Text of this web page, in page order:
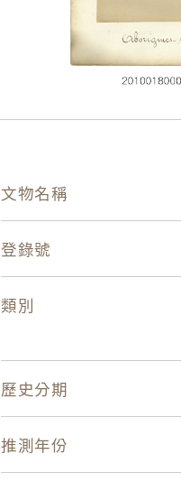
文物名稱
登錄號
類別
歷史分期
推測年份